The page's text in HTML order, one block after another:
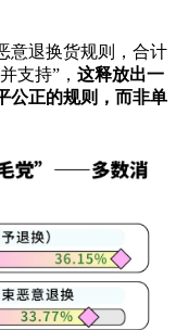
退换货规则，合计
支持”， 这释放出一
公正的规则，而非单